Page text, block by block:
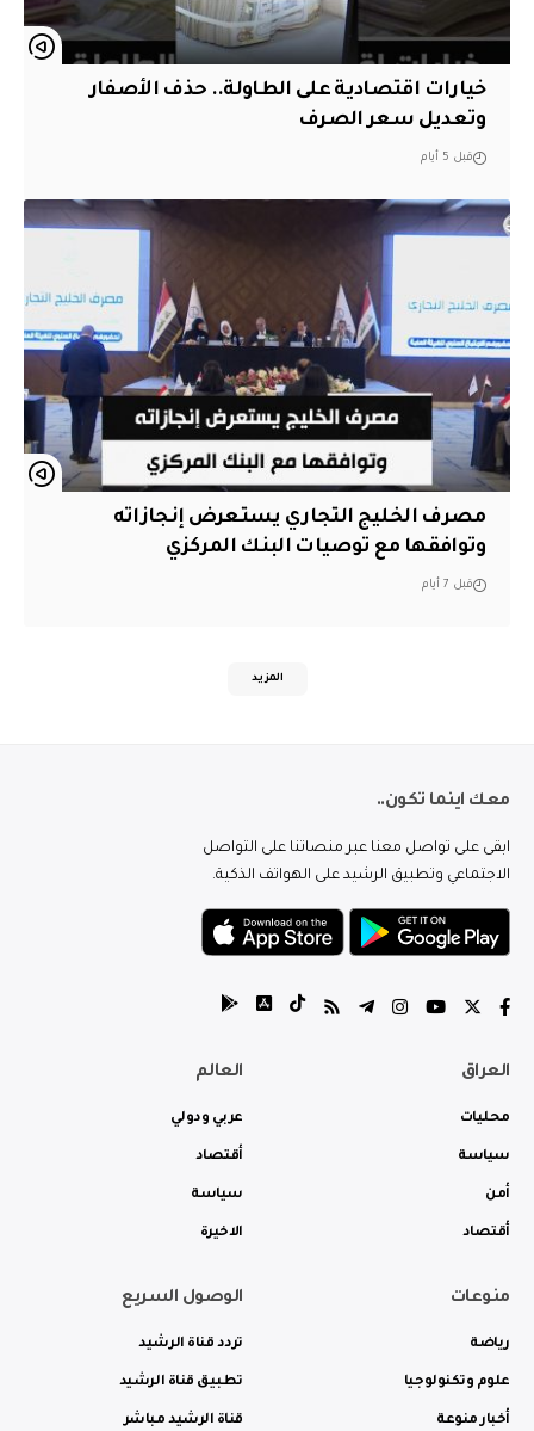
خيارات اقتصادية على الطاولة.. حذف الأصفار
وتعديل سعر الصرف
قبل 5 أيام
مصرف الخليج التجاري يستعرض إنجازاته
وتوافقها مع توصيات البنك المركزي
قبل 7 أيام
المزيد
معك اينما تكون..
ابقى على تواصل معنا عبر منصاتنا على التواصل
الاجتماعي وتطبيق الرشيد على الهواتف الذكية.
العراق
محليات
سياسة
أمن
أقتصاد
العالم
عربي ودولي
أقتصاد
سياسة
الاخيرة
منوعات
رياضة
علوم وتكنولوجيا
أخبار منوعة
الوصول السريع
تردد قناة الرشيد
تطبيق قناة الرشيد
قناة الرشيد مباشر